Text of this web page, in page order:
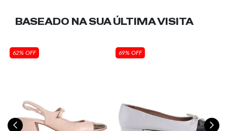
BASEADO NA SUAÚLTIMA VISITA
62% OFF 69% OFF